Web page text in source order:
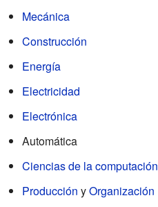
Mecánica
Construcción
Energía
Electricidad
Electrónica
Automática
Ciencias de la computación
Producción yOrganización